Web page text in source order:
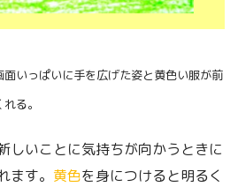
いっぱいに手を広げた姿と黄色い服が前
る。
しいことに気持ちが向かうときに
ます。 黄色を身につけると明るく